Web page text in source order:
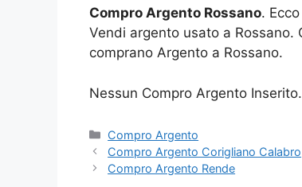
Compro Argento Rossano.
Vendi argento usato a Rossano.
comprano Argento a Rossano.
Nessun Compro Argento Inserito.
Categorie
Compro Argento
Compro Argento Corigliano Calabro
Compro Argento Rende